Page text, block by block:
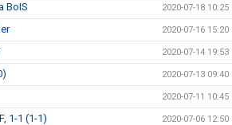
BoIS 2020-07-18 10:25
2020-07-16 15:20
2020-07-14 19:53
2020-07-13 09:40
2020-07-11 10:45
1-1 (1-1) 2020-07-06 12:50